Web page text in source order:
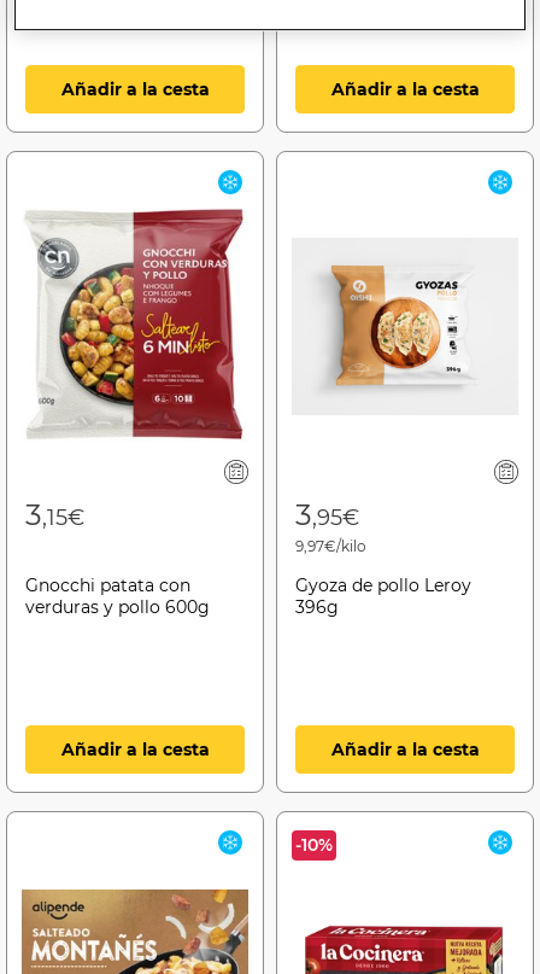
Añadir a la cesta Añadir a la cesta
3,15€
Gnocchi patata con
verduras y pollo 600g
Añadir a la cesta
3,95€
9,97€/kilo
Gyoza de pollo Leroy
396g
Añadir a la cesta
-10%